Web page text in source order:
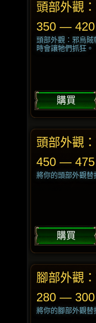
頭部外觀
350 — 420
頭部外觀：邪烏
時會讓牠們抓狂。
購買
頭部外觀
450 — 475
將你的頭部外觀替
購買
腳部外觀
280 — 300
將你的腳部外觀替